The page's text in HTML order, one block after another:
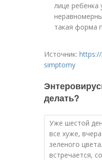
лице
такая форма
Источник:
simptomy
делать?
Уже шестой
все хуже,
зеленого
встречается,